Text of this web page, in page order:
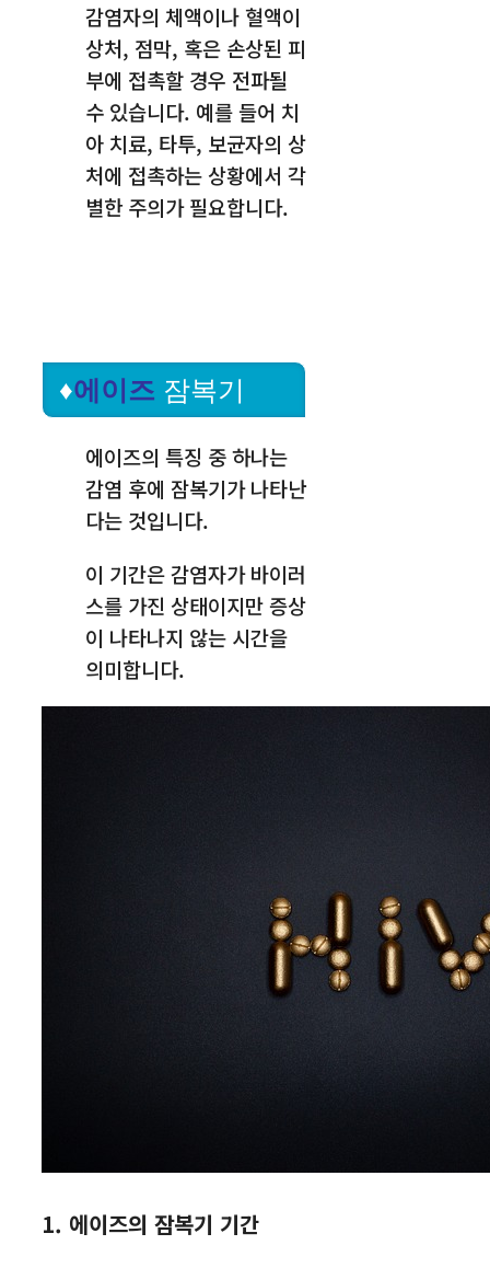
감염자의 체액이나 혈액이
상처, 점막, 혹은 손상된 피
부에 접촉할 경우 전파될
수 있습니다. 예를 들어 치
아 치료, 타투, 보균자의 상
처에 접촉하는 상황에서 각
별한 주의가 필요합니다.
♦에이즈 잠복기
에이즈의 특징 중 하나는
감염 후에 잠복기가 나타난
다는 것입니다.
이 기간은 감염자가 바이러
스를 가진 상태이지만 증상
이 나타나지 않는 시간을
의미합니다.
1. 에이즈의 잠복기 기간